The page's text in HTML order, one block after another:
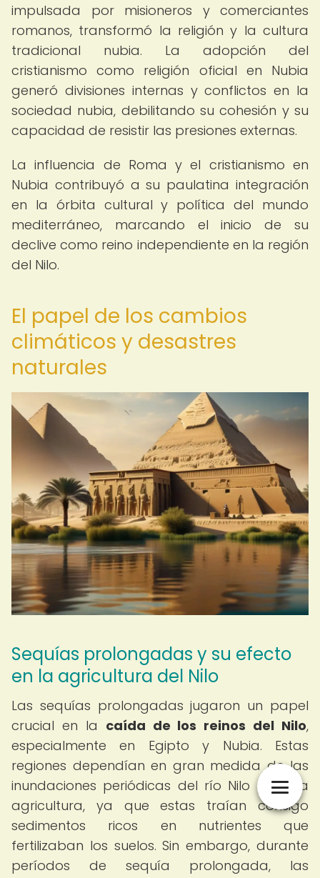
impulsada por misioneros y comerciantes
romanos, transformó la religión y la cultura
tradicional nubia. La adopción del
cristianismo como religión oficial en Nubia
generó divisiones internas y conflictos en la
sociedad nubia, debilitando su cohesión y su
capacidad de resistir las presiones externas.
La influencia de Roma y el cristianismo en
Nubia contribuyó a su paulatina integración
en la órbita cultural y política del mundo
mediterráneo, marcando el inicio de su
declive como reino independiente en la región
del Nilo.
El papel de los cambios
climáticos y desastres
naturales
Sequías prolongadas y su efecto
en la agricultura del Nilo
Las sequías prolongadas jugaron un papel
crucial en la caída de los reinos del Nilo,
especialmente en Egipto y Nubia. Estas
regiones dependían en gran medida de las
inundaciones periódicas del río Nilo para la
agricultura, ya que estas traían consigo
sedimentos ricos en nutrientes que
fertilizaban los suelos. Sin embargo, durante
períodos de sequía prolongada, las